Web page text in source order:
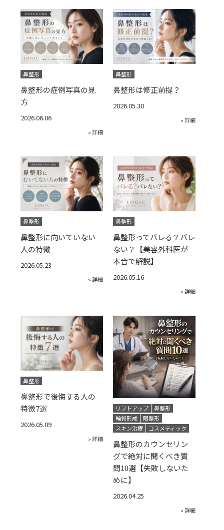
鼻整形
鼻整形の症例写真の見
方
2026.06.06
» 詳細
鼻整形
鼻整形は修正前提？
2026.05.30
» 詳細
鼻整形
鼻整形に向いていない
人の特徴
2026.05.23
» 詳細
鼻整形
鼻整形ってバレる？バレ
ない？【美容外科医が
本音で解説】
2026.05.16
» 詳細
鼻整形
鼻整形で後悔する人の
特徴7選
2026.05.09
» 詳細
リフトアップ
鼻整形
輪郭形成
眼整形
スキン治療
コスメティック
鼻整形のカウンセリン
グで絶対に聞くべき質
問10選【失敗しないた
めに】
2026.04.25
» 詳細